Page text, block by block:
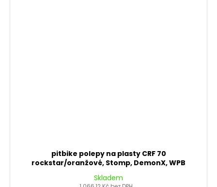
pitbike polepy na plasty CRF 70
rockstar/oranžové, Stomp, DemonX, WPB
Skladem